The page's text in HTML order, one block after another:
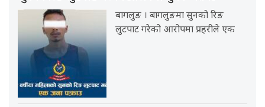
बागलुङ । बागलुङमा सुनको रिङ
लुटपाट गरेको आरोपमा प्रहरीले एक